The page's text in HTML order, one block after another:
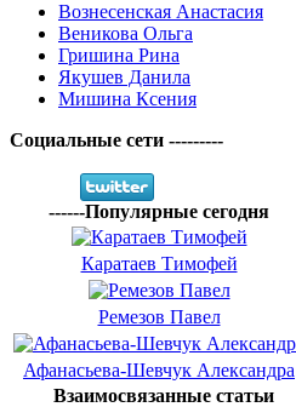
Вознесенская Анастасия
Веникова Ольга
Гришина Рина
Якушев Данила
Мишина Ксения
Социальные сети ---------
------Популярные сегодня
Каратаев Тимофей
Ремезов Павел
Афанасьева-Шевчук Александра
Взаимосвязанные статьи